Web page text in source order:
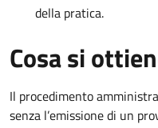
della pratica.
Cosa si
Il procedimento
senza l’emissione di un